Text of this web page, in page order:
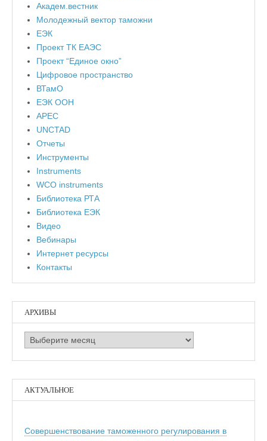
Академ.вестник
Молодежный вектор таможни
ЕЭК
Проект ТК ЕАЭС
Проект “Единое окно”
Цифровое пространство
ВТамО
ЕЭК ООН
APEC
UNCTAD
Отчеты
Инструменты
Instruments
WCO instruments
Библиотека РТА
Библиотека ЕЭК
Видео
Вебинары
Интернет ресурсы
Контакты
АРХИВЫ
Архивы
АКТУАЛЬНОЕ
Совершенствование таможенного регулирования в